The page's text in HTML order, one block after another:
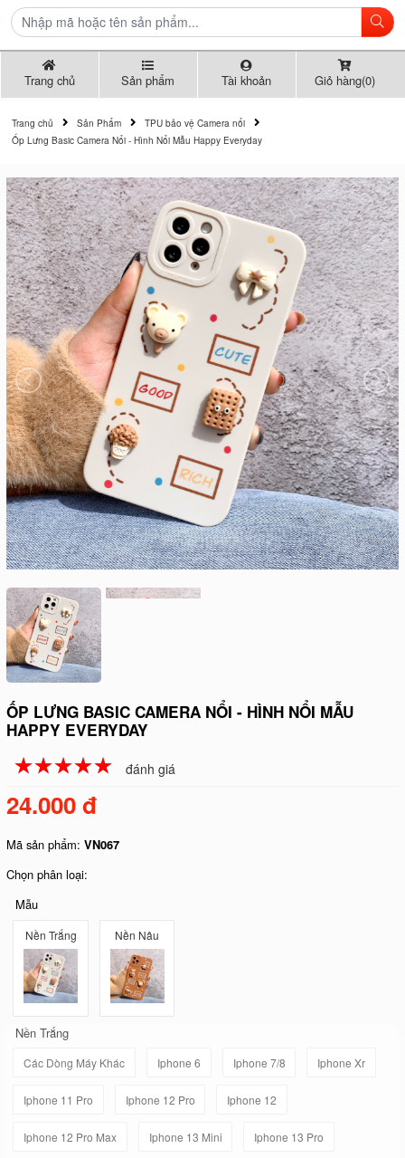
Trang chủ Sản phẩm Tài khoản Giỏ hàng(0)
Trang chủ Sản Phẩm
TPU bảo vệ Camera nổi
Ốp Lưng Basic Camera Nổi - Hình Nổi Mẫu Happy Everyday
ỐP LƯNG BASIC CAMERA NỔI - HÌNH NỔI MẪU
HAPPY EVERYDAY
☆☆☆☆☆
★★★★★ đánh giá
24.000 đ
Mã sản phẩm:VN067
Chọn phân loại:
Mẫu
Nền Trắng Nền Nâu
Nền Trắng
Các Dòng Máy Khác Iphone 6 Iphone 7/8 Iphone Xr
Iphone 11 Pro Iphone 12 Pro Iphone 12
Iphone 12 Pro Max Iphone 13 Mini Iphone 13 Pro